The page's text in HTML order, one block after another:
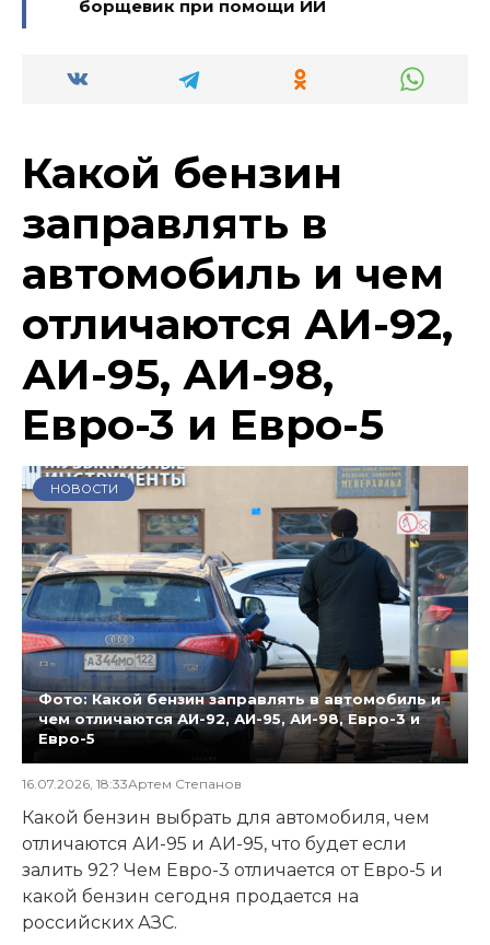
борщевик при помощи ИИ
Какой бензин
заправлять в
автомобиль и чем
отличаются АИ-92,
АИ-95, АИ-98,
Евро-3 и Евро-5
НОВОСТИ
Фото: Какой бензин заправлять в автомобиль и
чем отличаются АИ-92, АИ-95, АИ-98, Евро-3 и
Евро-5
16.07.2026, 18:33Артем Степанов
Какой бензин выбрать для автомобиля, чем
отличаются АИ-95 и АИ-95, что будет если
залить 92? Чем Евро-3 отличается от Евро-5 и
какой бензин сегодня продается на
российских АЗС.